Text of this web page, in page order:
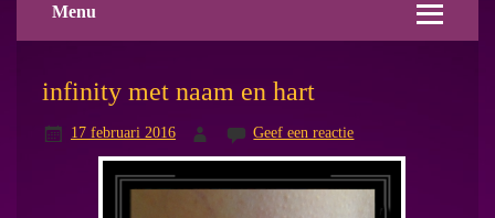
Menu
infinity met naam en hart
17 februari 2016 Geef een reactie